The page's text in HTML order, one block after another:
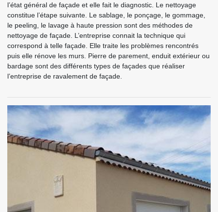
l’état général de façade et elle fait le diagnostic. Le nettoyage
constitue l’étape suivante. Le sablage, le ponçage, le gommage,
le peeling, le lavage à haute pression sont des méthodes de
nettoyage de façade. L’entreprise connait la technique qui
correspond à telle façade. Elle traite les problèmes rencontrés
puis elle rénove les murs. Pierre de parement, enduit extérieur ou
bardage sont des différents types de façades que réaliser
l’entreprise de ravalement de façade.